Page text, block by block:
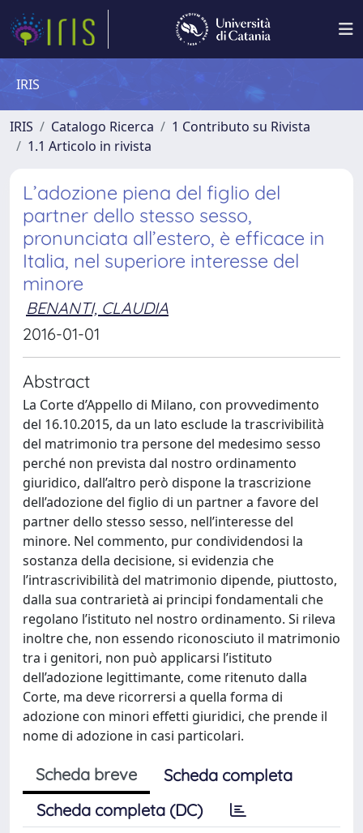
IRIS
IRIS Catalogo Ricerca
1 Contributo su Rivista
1.1 Articolo in rivista
L’adozione piena del figlio del
partner dello stesso sesso,
pronunciata all’estero, è efficace in
Italia, nel superiore interesse del
minore
BENANTI, CLAUDIA
2016-01-01
Abstract
La Corte d’Appello di Milano, con provvedimento
del 16.10.2015, da un lato esclude la trascrivibilità
del matrimonio tra persone del medesimo sesso
perché non prevista dal nostro ordinamento
giuridico, dall’altro però dispone la trascrizione
dell’adozione del figlio di un partner a favore del
partner dello stesso sesso, nell’interesse del
minore. Nel commento, pur condividendosi la
sostanza della decisione, si evidenzia che
l’intrascrivibilità del matrimonio dipende, piuttosto,
dalla sua contrarietà ai principi fondamentali che
regolano l’istituto nel nostro ordinamento. Si rileva
inoltre che, non essendo riconosciuto il matrimonio
tra i genitori, non può applicarsi l’istituto
dell’adozione legittimante, come ritenuto dalla
Corte, ma deve ricorrersi a quella forma di
adozione con minori effetti giuridici, che prende il
nome di adozione in casi particolari.
Scheda breve
Scheda completa
Scheda completa (DC)